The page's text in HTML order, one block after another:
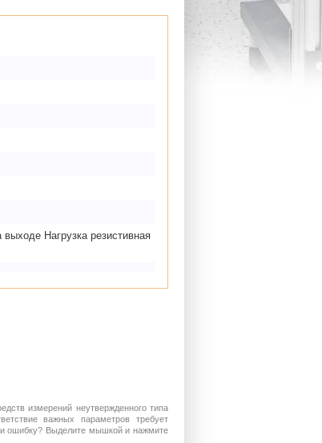
Нагрузка резистивная
измерений неутвержденного типа
важных параметров требует
ошибку? Выделите мышкой и нажмите